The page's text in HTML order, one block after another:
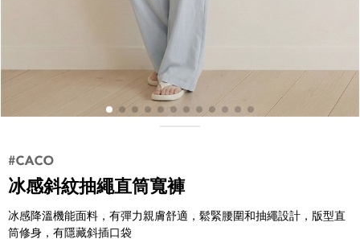
冰感斜紋抽繩直筒寬褲
冰感降溫機能面料，有彈力親膚舒適，鬆緊腰圍和抽繩設計，版型直
筒修身，有隱藏斜插口袋